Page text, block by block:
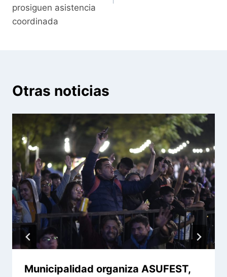
prosiguen asistencia
coordinada
Otras noticias
Municipalidad organiza ASUFEST,